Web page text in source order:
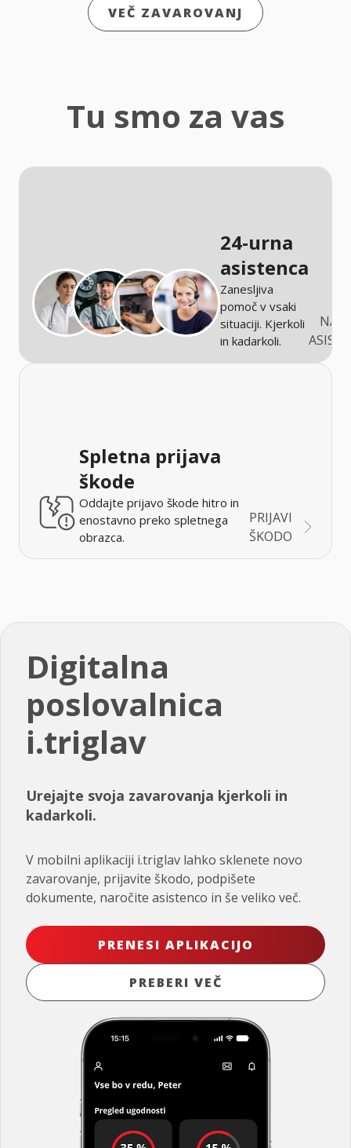
VEČ ZAVAROVANJ
Tu smo za vas
24-urna
asistenca
Zanesljiva
pomoč v vsaki
situaciji. Kjerkoli
in kadarkoli.
Spletna prijava
škode
Oddajte prijavo škode hitro in
enostavno preko spletnega
obrazca.
PRIJAVI
ŠKODO
Digitalna
poslovalnica
i.triglav
Urejajte svoja zavarovanja kjerkoli in
kadarkoli.
V mobilni aplikaciji i.triglav lahko sklenete novo
zavarovanje, prijavite škodo, podpišete
dokumente, naročite asistenco in še veliko več.
PRENESI APLIKACIJO
PREBERI VEČ